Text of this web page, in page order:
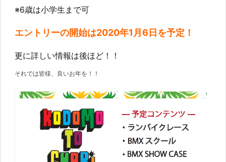
※6歳は小学生まで可
エントリーの開始は2020年1月6日を予定！
更に詳しい情報は後ほど！！
それでは皆様、良いお年を！！